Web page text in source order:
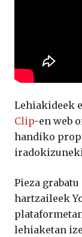
Lehiakideek
Clip-en web
handiko
Pieza
hartzaileek
lehiaketan